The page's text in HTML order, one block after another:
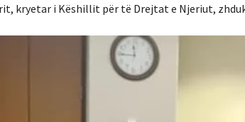
kryetar i Këshillit për të Drejtat e Njeriut,